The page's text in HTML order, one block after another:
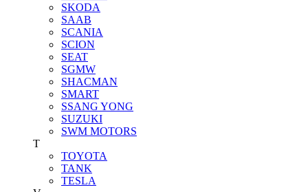
SKODA
SAAB
SCANIA
SCION
SEAT
SGMW
SHACMAN
SMART
SSANG YONG
SUZUKI
SWM MOTORS
T
TOYOTA
TANK
TESLA